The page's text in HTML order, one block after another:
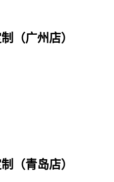
（广州店）
（青岛店）